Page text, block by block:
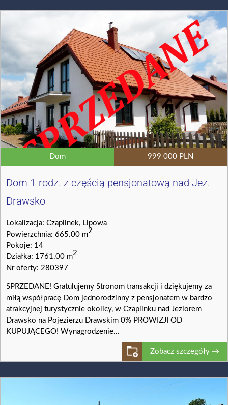
Dom 999 000 PLN
Dom 1-rodz. z częścią pensjonatową nad Jez.
Drawsko
Lokalizacja: Czaplinek, Lipowa
Powierzchnia: 665.00 m2
Pokoje: 14
Działka: 1761.00 m2
Nr oferty: 280397
SPRZEDANE! Gratulujemy Stronom transakcji i dziękujemy za
miłą współpracę Dom jednorodzinny z pensjonatem w bardzo
atrakcyjnej turystycznie okolicy, w Czaplinku nad Jeziorem
Drawsko na Pojezierzu Drawskim 0% PROWIZJI OD
KUPUJĄCEGO! Wynagrodzenie...
Zobacz szczegóły →